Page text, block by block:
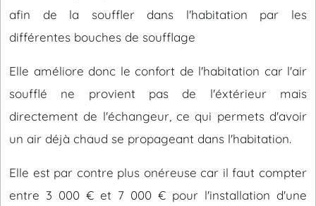
afin de la souffler dans l'habitation par les
différentes bouches de soufflage
Elle améliore donc le confort de l'habitation car l'air
soufflé ne provient pas de l'éxtérieur mais
directement de l'échangeur, ce qui permets d'avoir
un air déjà chaud se propageant dans l'habitation.
Elle est par contre plus onéreuse car il faut compter
entre 3 000 € et 7 000 € pour l'installation d'une